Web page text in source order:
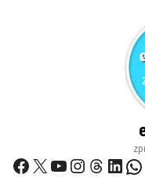
Facebook
X YouTube
Instagram
Threads